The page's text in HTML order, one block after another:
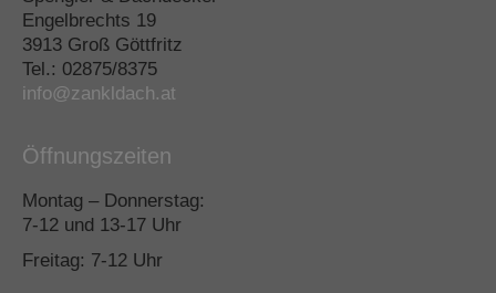
Engelbrechts 19
3913 Groß Göttfritz
Tel.: 02875/8375
info@zankldach.at
Öffnungszeiten
Montag – Donnerstag:
7-12 und 13-17 Uhr
Freitag: 7-12 Uhr